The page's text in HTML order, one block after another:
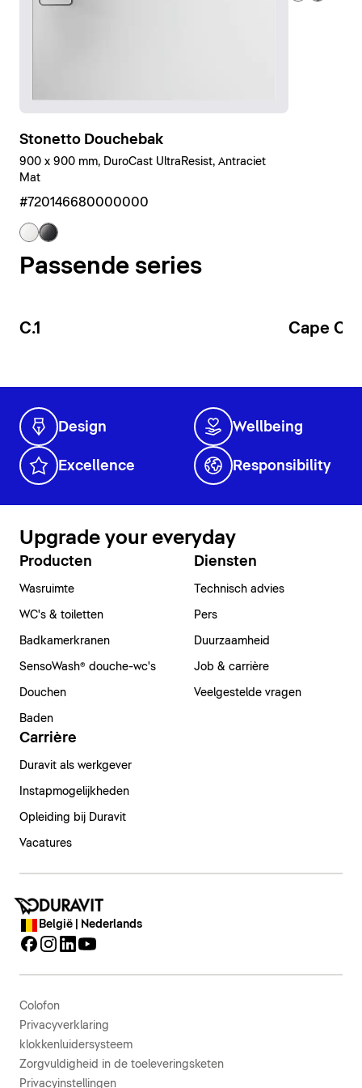
Stonetto Douchebak
900 x 900 mm, DuroCast UltraResist, Antraciet
Mat
#720146680000000
Passende series
C.1 Cape
Design Wellbeing
Excellence Responsibility
Upgrade your everyday
Producten
Wasruimte
WC's & toiletten
Badkamerkranen
SensoWash® douche-wc's
Douchen
Baden
Diensten
Technisch advies
Pers
Duurzaamheid
Job & carrière
Veelgestelde vragen
Carrière
Duravit als werkgever
Instapmogelijkheden
Opleiding bij Duravit
Vacatures
België | Nederlands
Colofon
Privacyverklaring
klokkenluidersysteem
Zorgvuldigheid in de toeleveringsketen
Privacyinstellingen